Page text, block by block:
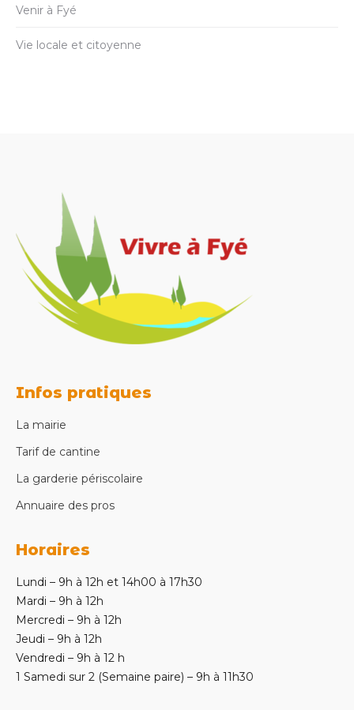
Venir à Fyé
Vie locale et citoyenne
Infos pratiques
La mairie
Tarif de cantine
La garderie périscolaire
Annuaire des pros
Horaires
Lundi – 9h à 12h et 14h00 à 17h30
Mardi – 9h à 12h
Mercredi – 9h à 12h
Jeudi – 9h à 12h
Vendredi – 9h à 12 h
1 Samedi sur 2 (Semaine paire) – 9h à 11h30